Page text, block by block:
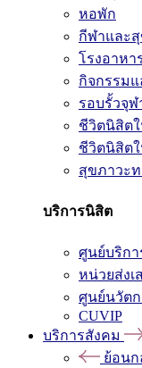
หอพัก
กีฬาและ
โรงอาหา
กิจกรรม
รอบรั้วจุฬ
ชีวิตนิสิตใ
ชีวิตนิสิตใ
สุขภาวะ
บริการนิสิต
ศูนย์บริก
หน่วยส่ง
ศูนย์นวัตก
CUVIP
บริการสังคม
ย้อนก